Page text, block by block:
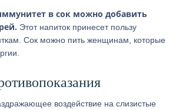
в сок можно добавить
Этот напиток принесет пользу
Сок можно пить женщинам, которые
воздействие на слизистые